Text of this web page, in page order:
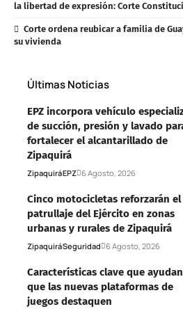
la libertad de expresión: Corte
Corte ordena reubicar a familia de
su vivienda
Últimas Noticias
EPZ incorpora vehículo
de succión, presión y lavado
fortalecer el alcantarillado de
Zipaquirá
ZipaquiráEPZ 6 Agosto, 2026
Cinco motocicletas reforzarán el
patrullaje del Ejército en zonas
urbanas y rurales de Zipaquirá
ZipaquiráSeguridad 6 Agosto, 2026
Características clave que
que las nuevas plataformas de
juegos destaquen